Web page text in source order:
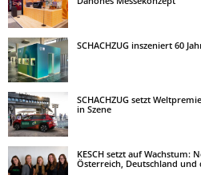
SCHACHZUG inszeniert 60
SCHACHZUG setzt
in Szene
KESCH setzt auf Wachstum:
Österreich, Deutschland und